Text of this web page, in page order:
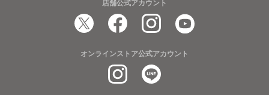
店舗公式アカウント
オンラインストア公式アカウント